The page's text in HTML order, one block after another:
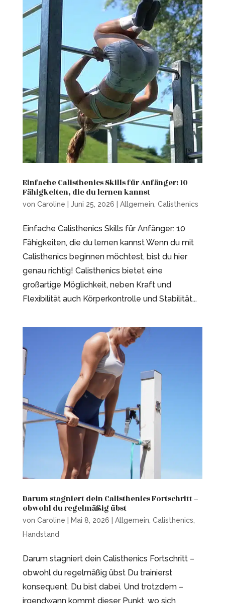
Einfache Calisthenics Skills für Anfänger: 10
Fähigkeiten, die du lernen kannst
von Caroline Juni 25, 2026 Allgemein, Calisthenics
Einfache Calisthenics Skills für Anfänger: 10
Fähigkeiten, die du lernen kannst Wenn du mit
Calisthenics beginnen möchtest, bist du hier
genau richtig! Calisthenics bietet eine
großartige Möglichkeit, neben Kraft und
Flexibilität auch Körperkontrolle und Stabilität...
Darum stagniert dein Calisthenics Fortschritt –
obwohl du regelmäßig übst
von Caroline Mai 8, 2026 Allgemein Calisthenics
Handstand
Darum stagniert dein Calisthenics Fortschritt –
obwohl du regelmäßig übst Du trainierst
konsequent. Du bist dabei. Und trotzdem –
irgendwann kommt dieser Punkt, wo sich